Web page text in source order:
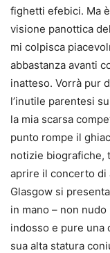
fighetti efebici. Ma
visione panottica
mi colpisca
abbastanza avanti
inatteso. Vorrà pur
l’inutile parentesi
la mia scarsa
punto rompe il
notizie biografiche,
aprire il concerto di
Glasgow si
in mano – non
indosso e pure una
sua alta statura